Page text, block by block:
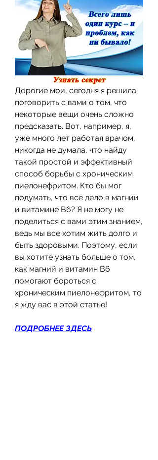
Дорогие мои, сегодня я решила
поговорить с вами о том, что
некоторые вещи очень сложно
предсказать. Вот, например, я,
уже много лет работая врачом,
никогда не думала, что найду
такой простой и эффективный
способ борьбы с хроническим
пиелонефритом. Кто бы мог
подумать, что все дело в магнии
и витамине В6? Я не могу не
поделиться с вами этим знанием,
ведь мы все хотим жить долго и
быть здоровыми. Поэтому, если
вы хотите узнать больше о том,
как магний и витамин В6
помогают бороться с
хроническим пиелонефритом, то
я жду вас в этой статье!
ПОДРОБНЕЕ ЗДЕСЬ